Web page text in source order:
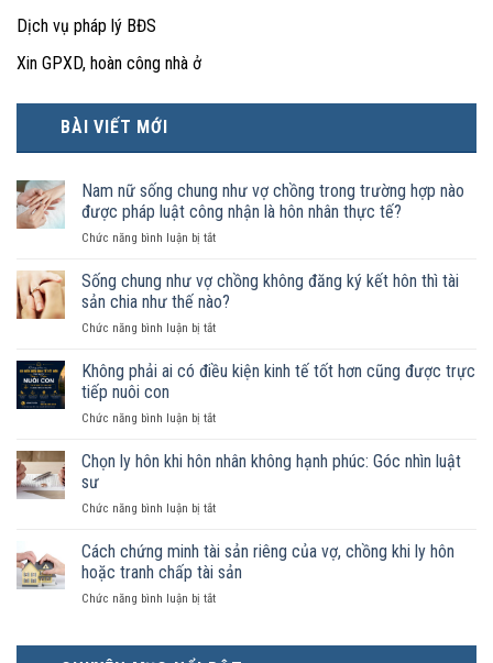
Dịch vụ pháp lý BĐS
Xin GPXD, hoàn công nhà ở
BÀI VIẾT MỚI
Nam nữ sống chung như vợ chồng trong trường hợp nào
được pháp luật công nhận là hôn nhân thực tế?
Chức năng bình luận bị tắtở
nữ
sống
chung
như
chồng
hợp
được
là
hôn
Sống chung như vợ chồng không đăng ký kết hôn thì tài
sản chia như thế nào?
Chức năng bình luận bị tắtở
chung
chồng
đăng
hôn
tài
sản
nào?
Không phải ai có điều kiện kinh tế tốt hơn cũng được trực
tiếp nuôi con
Chức năng bình luận bị tắtở
phải
điều
kinh
tế
hơn
Chọn ly hôn khi hôn nhân không hạnh phúc: Góc nhìn luật
sư
Chức năng bình luận bị tắtở
ly
hôn
khi
hôn
hạnh
Cách chứng minh tài sản riêng của vợ, chồng khi ly hôn
hoặc tranh chấp tài sản
Chức năng bình luận bị tắtở